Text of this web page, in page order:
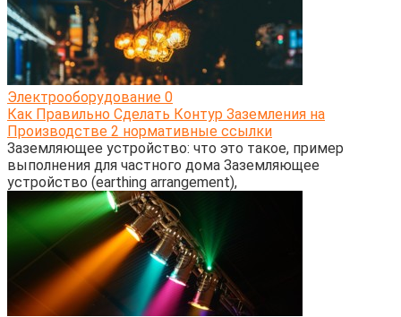
Электрооборудование 0
Как Правильно Сделать Контур Заземления на
Производстве 2 нормативные ссылки
Заземляющее устройство: что это такое, пример
выполнения для частного дома Заземляющее
устройство (earthing arrangement),